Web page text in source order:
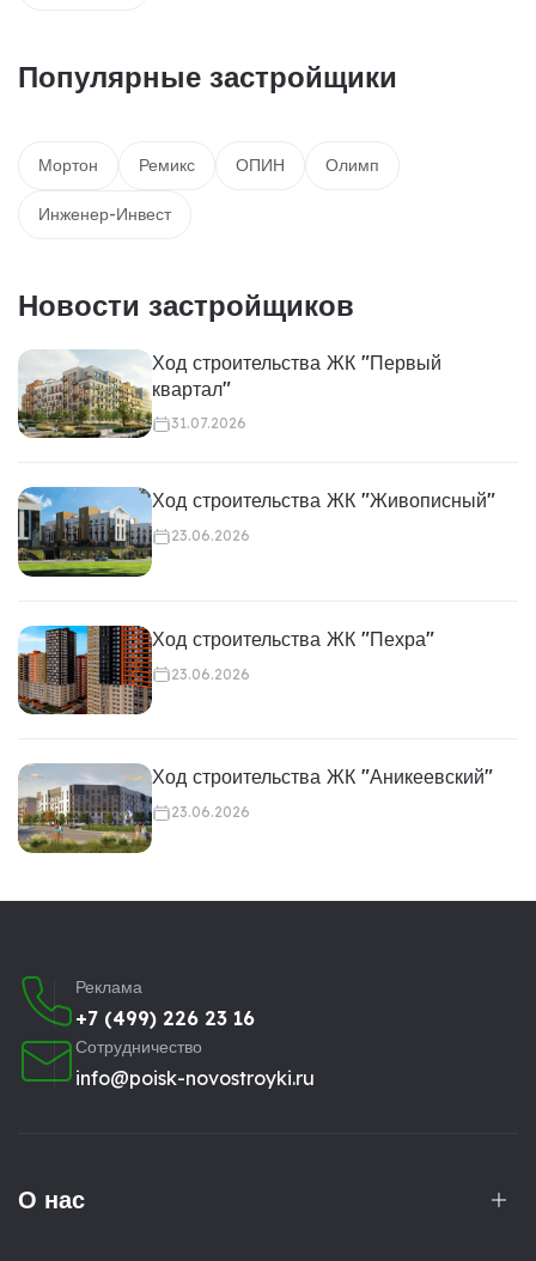
Популярные застройщики
Мортон Ремикс ОПИН Олимп
Инженер-Инвест
Новости застройщиков
Ход строительства ЖК "Первый
квартал"
31.07.2026
Ход строительства ЖК "Живописный"
23.06.2026
Ход строительства ЖК "Пехра"
23.06.2026
Ход строительства ЖК "Аникеевский"
23.06.2026
Реклама
+7 (499) 226 23 16
Сотрудничество
info@poisk-novostroyki.ru
О нас